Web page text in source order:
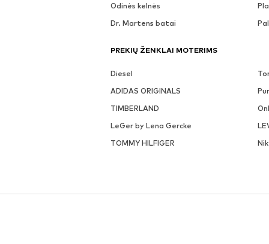
Odinės kelnės
Dr. Martens batai
PREKIŲ ŽENKLAI MOTERIMS
Diesel
ADIDAS ORIGINALS
TIMBERLAND
LeGer by Lena Gercke
TOMMY HILFIGER